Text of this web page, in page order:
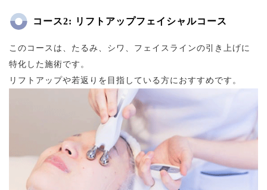
コース2: リフトアップフェイシャルコース
このコースは、たるみ、シワ、フェイスラインの引き上げに
特化した施術です。
リフトアップや若返りを目指している方におすすめです。